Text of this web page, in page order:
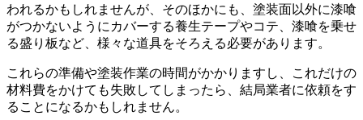
われるかもしれませんが、そのほかにも、塗装面以外に漆喰
がつかないようにカバーする養生テープやコテ、漆喰を乗せ
る盛り板など、様々な道具をそろえる必要があります。
これらの準備や塗装作業の時間がかかりますし、これだけの
材料費をかけても失敗してしまったら、結局業者に依頼をす
ることになるかもしれません。